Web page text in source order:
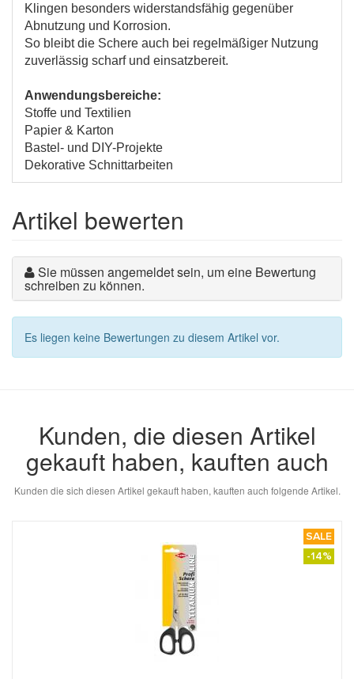
Klingen besonders widerstandsfähig gegenüber
Abnutzung und Korrosion.
So bleibt die Schere auch bei regelmäßiger Nutzung
zuverlässig scharf und einsatzbereit.
Anwendungsbereiche:
Stoffe und Textilien
Papier & Karton
Bastel- und DIY-Projekte
Dekorative Schnittarbeiten
Artikel bewerten
Sie müssen angemeldet sein, um eine Bewertung
schreiben zu können.
Es liegen keine Bewertungen zu diesem Artikel vor.
Kunden, die diesen Artikel
gekauft haben, kauften auch
Kunden die sich diesen Artikel gekauft haben, kauften auch folgende Artikel.
SALE
-14%